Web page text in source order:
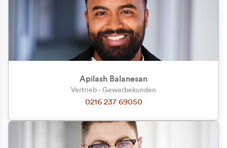
Zu welcher Kundengruppe
gehören Sie?
Privatkunde (inkl. MwSt.)
Apilash Balanesan
Vertrieb - Gewerbekunden
0216 237 69050